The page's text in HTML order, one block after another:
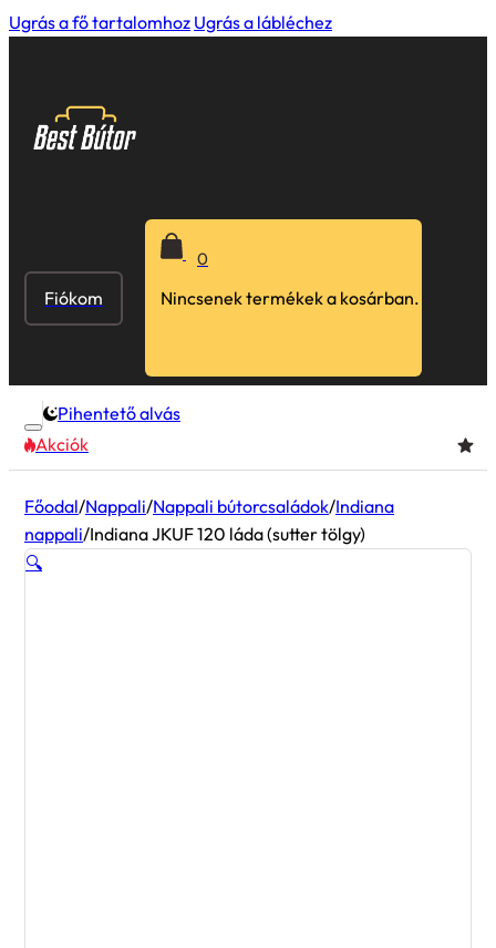
Ugrás a fő tartalomhoz Ugrás a lábléchez
Fiókom
0
Nincsenek termékek a kosárban.
Pihentető alvás
Akciók
Főodal/Nappali/Nappali bútorcsaládok/Indiana
nappali/Indiana JKUF 120 láda (sutter tölgy)
🔍